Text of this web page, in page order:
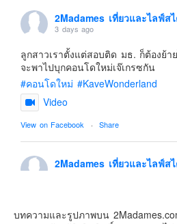
นิวซีแลนด์
อเมริกา
ร้านอร่อย
บทความครอบครัว
Beauty Review
รีวิวสายการบิน
Products & Applications
Events & PR News
2Madames เที่ยวและไลฟ์ส
3 days ago
ลูกสาวเราตั้งแต่สอบติด มธ. ก็ต้องย้
จะพาไปบุกคอนโดใหม่เจ๊เกรซกัน
#คอนโดใหม่ #KaveWonderland
Video
View on Facebook · Share
2Madames เที่ยวและไลฟ์ส
ปล. ขอบคุณเสื้อทีมน่ารักๆจาก
บทความและรูปภาพบน